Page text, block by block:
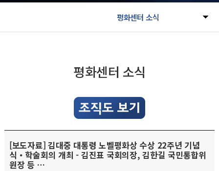
평화센터 소식
평화센터 소식
[보도자료] 김대중 대통령 노벨평화상 수상 22주년 기념
식・학술회의 개최 - 김진표 국회의장, 김한길 국민통합위
원장 등 …